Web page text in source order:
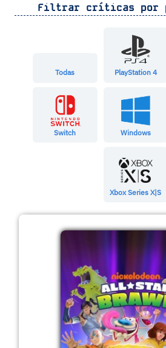
Filtrar críticas por
Todas PlayStation 4
Switch Windows
Xbox Series X|S